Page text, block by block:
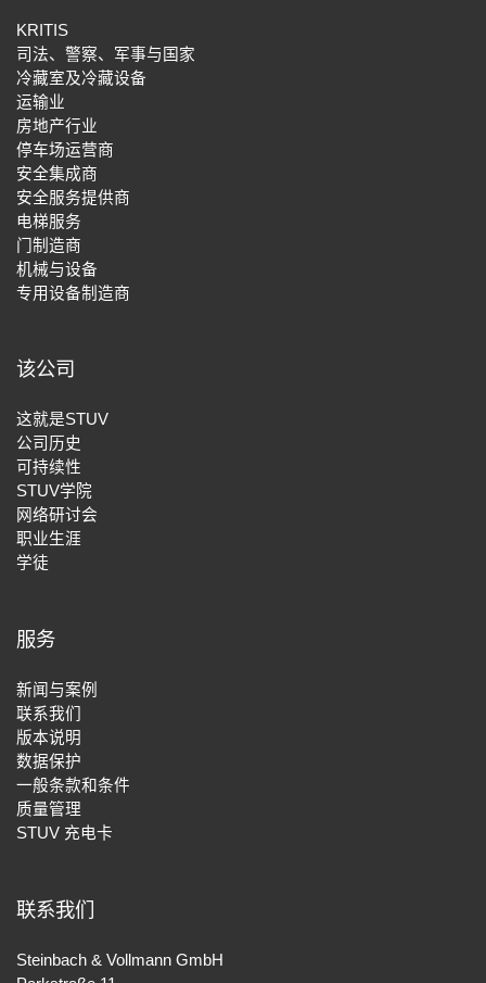
KRITIS
司法、警察、军事与国家
冷藏室及冷藏设备
运输业
房地产行业
停车场运营商
安全集成商
安全服务提供商
电梯服务
门制造商
机械与设备
专用设备制造商
该公司
这就是STUV
公司历史
可持续性
STUV学院
网络研讨会
职业生涯
学徒
服务
新闻与案例
联系我们
版本说明
数据保护
一般条款和条件
质量管理
STUV 充电卡
联系我们
Steinbach & Vollmann GmbH